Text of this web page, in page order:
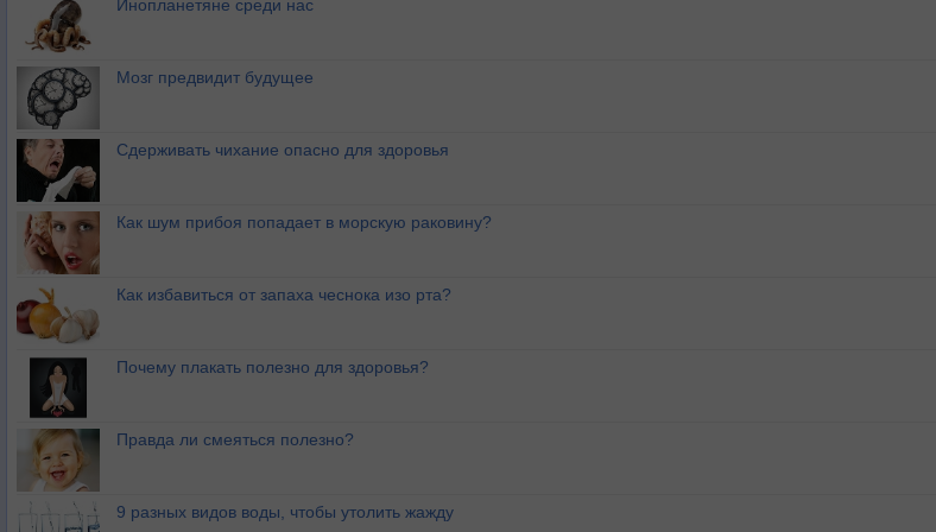
Инопланетяне среди нас
Мозг предвидит будущее
Сдерживать чихание опасно для здоровья
Как шум прибоя попадает в морскую раковину?
Как избавиться от запаха чеснока изо рта?
Почему плакать полезно для здоровья?
Правда ли смеяться полезно?
9 разных видов воды, чтобы утолить жажду